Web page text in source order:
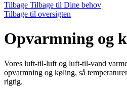
Tilbage Tilbage til Dine behov
Tilbage til oversigten
Opvarmning og
Vores luft-til-luft og luft-til-vand
opvarmning og køling, så
rigtig.